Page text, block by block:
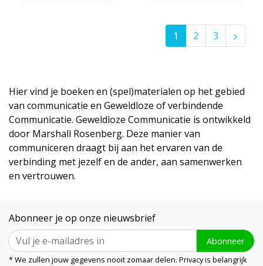
1 2 3
Hier vind je boeken en (spel)materialen op het gebied
van communicatie en Geweldloze of verbindende
Communicatie. Geweldloze Communicatie is ontwikkeld
door Marshall Rosenberg. Deze manier van
communiceren draagt bij aan het ervaren van de
verbinding met jezelf en de ander, aan samenwerken
en vertrouwen.
Abonneer je op onze nieuwsbrief
Abonneer
* We zullen jouw gegevens nooit zomaar delen. Privacy is belangrijk